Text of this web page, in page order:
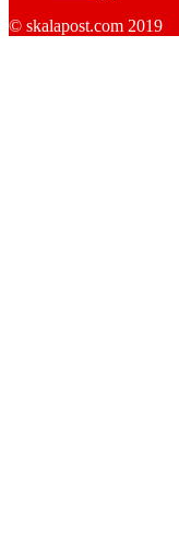
© skalapost.com 2019